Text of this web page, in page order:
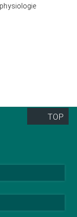
TOP